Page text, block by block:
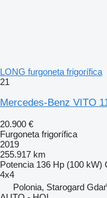
LONG furgoneta frigorífica
21
Mercedes-Benz VITO
20.900 €
Furgoneta frigorífica
2019
255.917 km
Potencia 136 Hp (100 kW)
4x4
Polonia, Starogard